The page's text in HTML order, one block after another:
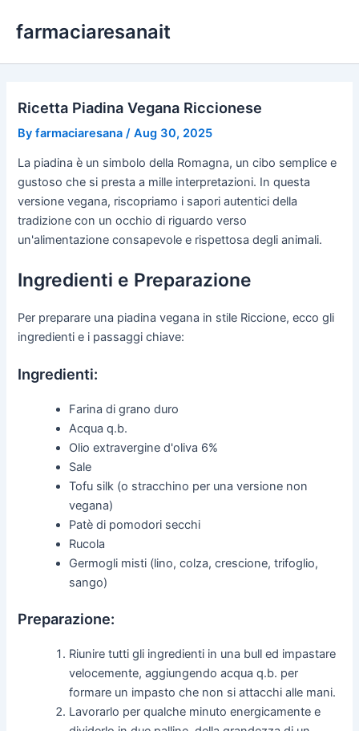
farmaciaresanait
Ricetta Piadina Vegana Riccionese
Byfarmaciaresana /Aug 30, 2025
La piadina è un simbolo della Romagna, un cibo semplice e
gustoso che si presta a mille interpretazioni. In questa
versione vegana, riscopriamo i sapori autentici della
tradizione con un occhio di riguardo verso
un'alimentazione consapevole e rispettosa degli animali.
Ingredienti e Preparazione
Per preparare una piadina vegana in stile Riccione, ecco gli
ingredienti e i passaggi chiave:
Ingredienti:
Farina di grano duro
Acqua q.b.
Olio extravergine d'oliva 6%
Sale
Tofu silk (o stracchino per una versione non
vegana)
Patè di pomodori secchi
Rucola
Germogli misti (lino, colza, crescione, trifoglio,
sango)
Preparazione:
Riunire tutti gli ingredienti in una bull ed impastare
velocemente, aggiungendo acqua q.b. per
formare un impasto che non si attacchi alle mani.
Lavorarlo per qualche minuto energicamente e